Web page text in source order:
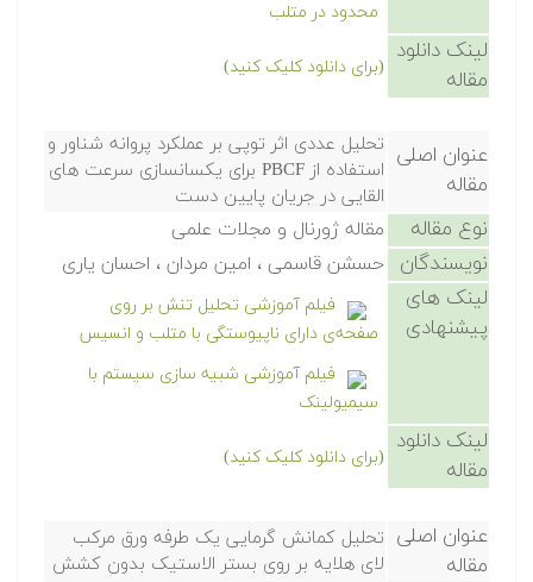
محدود در متلب
لینک دانلود
مقاله
(برای دانلود کلیک کنید)
عنوان اصلی
مقاله
تحلیل عددی اثر توپی بر عملکرد پروانه شناور و
استفاده از PBCF برای یکسانسازی سرعت های
القایی در جریان پایین دست
نوع مقاله مقاله ژورنال و مجلات علمی
نویسندگان حسشن قاسمی ، امین مردان ، احسان یاری
لینک های
پیشنهادی
فیلم آموزشی تحلیل تنش بر روی
صفحه‌ی دارای ناپیوستگی با متلب و انسیس
فیلم آموزشی شبیه سازی سیستم با
سیمیولینک
لینک دانلود
مقاله
(برای دانلود کلیک کنید)
عنوان اصلی
مقاله
تحلیل کمانش گرمایی یک طرفه ورق مرکب
لای هلایه بر روی بستر الاستیک بدون کشش